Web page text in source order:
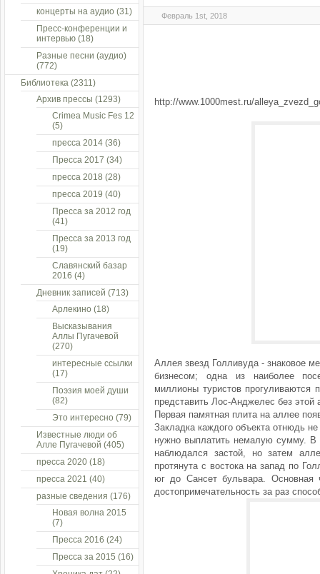
Февраль 1st, 2018
http://www.1000mest.ru/
Аллея звезд Голливуда - знаковое
бизнесом; одна из наиболее
миллионы туристов прогуливаются
представить Лос-Анджелес без этой
Первая памятная плита на аллее
Закладка каждого объекта отнюдь
нужно выплатить немалую сумму. В
наблюдался застой, но затем
протянута с востока на запад по
юг до Сансет бульвара. Основная
достопримечательность за раз
концерты на аудио (31)
Пресс-конференции и
интервью (18)
Разные песни (аудио)
(772)
Библиотека (2311)
Архив прессы (1293)
Crimea Music Fes 12
(5)
пресса 2014 (36)
Пресса 2017 (34)
пресса 2018 (28)
пресса 2019 (40)
Пресса за 2012 год
(41)
Пресса за 2013 год
(19)
Славянский базар
2016 (4)
Дневник записей (713)
Арлекино (18)
Высказывания
Аллы Пугачевой
(270)
интересные ссылки
(17)
Поэзия моей души
(82)
Это интересно (79)
Известные люди об
Алле Пугачевой (405)
пресса 2020 (18)
пресса 2021 (40)
разные сведения (176)
Новая волна 2015
(7)
Пресса 2016 (24)
Пресса за 2015 (16)